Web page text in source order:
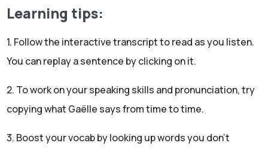
Parce que par exemple, on peut dire "la semaine
prochaine je vais à Paris", donc "Next week, I'm going to
Paris". "La semaine prochaine" et j'ai mis "prochaine"
derrière. Mais je peux aussi dire : "Pour ma prochaine
visite, j'irai au Louvre". "Pour ma prochaine visite, j'irai au
Louvre". Et donc j'ai mis "prochaine" devant le mot
semaine dernière j'ai vu ma sœur", "la semaine dernière
Learning tips:
1. Follow the interactive transcript to read as you listen.
You can replay a sentence by clicking on it.
2. To work on your speaking skills and pronunciation, try
copying what Gaëlle says from time to time.
3. Boost your vocab by looking up words you don't